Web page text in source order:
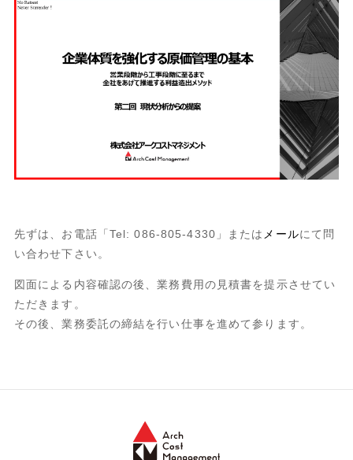
先ずは、お電話「Tel: 086-805-4330」または メールにて問
い合わせ下さい。
図面による内容確認の後、業務費用の見積書を提示させてい
ただきます。
その後、業務委託の締結を行い仕事を進めて参ります。